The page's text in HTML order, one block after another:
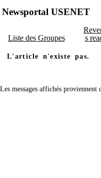
Newsportal USENET
Liste des Groupes
s
L'article n'existe pas.
Les messages affichés proviennent